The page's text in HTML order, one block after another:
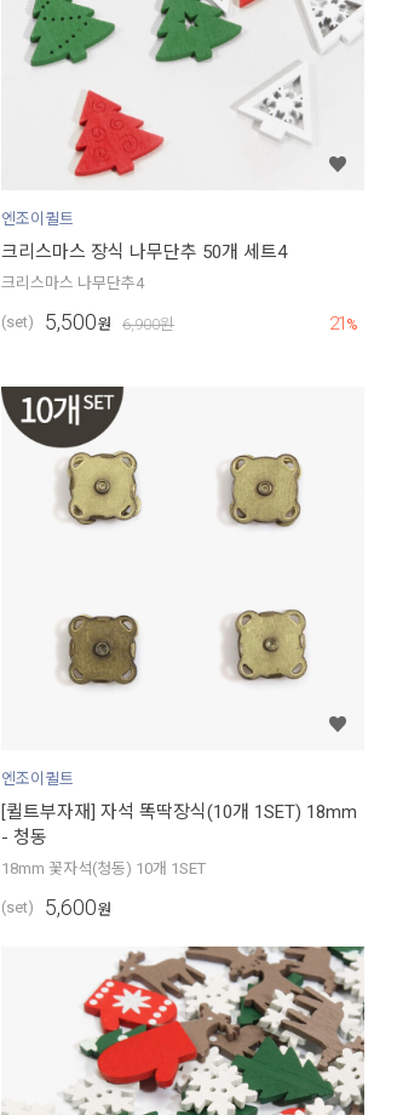
엔조이퀼트
크리스마스 장식 나무단추 50개 세트4
크리스마스 나무단추4
(set) 5,500원 6,900원 21 %
엔조이퀼트
[퀼트부자재] 자석 똑딱장식(10개 1SET) 18mm
- 청동
18mm 꽃자석(청동) 10개 1SET
(set) 5,600원